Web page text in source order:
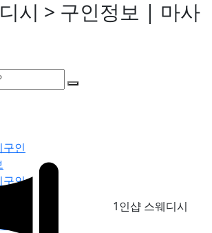
시 > 구인정보 | 마사
인
구인
1인샵 스웨디시